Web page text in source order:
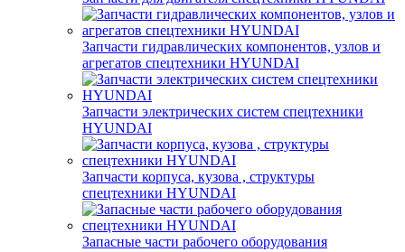
Запчасти гидравлических компонентов, узлов и
агрегатов спецтехники HYUNDAI
Запчасти электрических систем спецтехники
HYUNDAI
Запчасти корпуса, кузова , структуры
спецтехники HYUNDAI
Запасные части рабочего оборудования